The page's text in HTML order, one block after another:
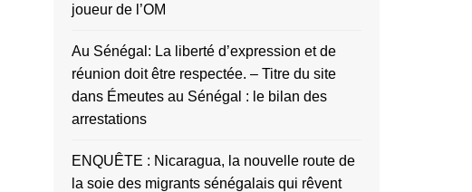
joueur de l’OM
Au Sénégal: La liberté d’expression et de
réunion doit être respectée. – Titre du site
dans Émeutes au Sénégal : le bilan des
arrestations
ENQUÊTE : Nicaragua, la nouvelle route de
la soie des migrants sénégalais qui rêvent